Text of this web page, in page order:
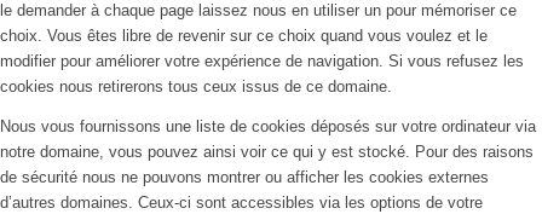
le demander à chaque page laissez nous en utiliser un pour mémoriser ce
choix. Vous êtes libre de revenir sur ce choix quand vous voulez et le
modifier pour améliorer votre expérience de navigation. Si vous refusez les
cookies nous retirerons tous ceux issus de ce domaine.
Nous vous fournissons une liste de cookies déposés sur votre ordinateur via
notre domaine, vous pouvez ainsi voir ce qui y est stocké. Pour des raisons
de sécurité nous ne pouvons montrer ou afficher les cookies externes
d’autres domaines. Ceux-ci sont accessibles via les options de votre